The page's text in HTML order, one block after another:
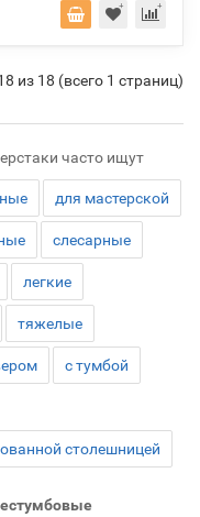
из 18 (всего 1 страниц)
часто ищут
для мастерской
слесарные
легкие
тяжелые
с тумбой
столешницей